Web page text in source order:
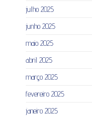
julho 2025
junho 2025
maio 2025
abril 2025
março 2025
fevereiro 2025
janeiro 2025